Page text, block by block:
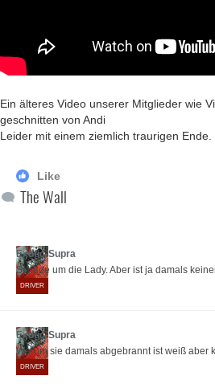
Ein älteres Video unserer Mitglieder wie
geschnitten von Andi
Leider mit einem ziemlich traurigen Ende.
Like
The Wall
DRIVER
Exotic-Supra
Schade um die Lady. Aber ist ja damals
DRIVER
Exotic-Supra
Warum sie damals abgebrannt ist weiß aber